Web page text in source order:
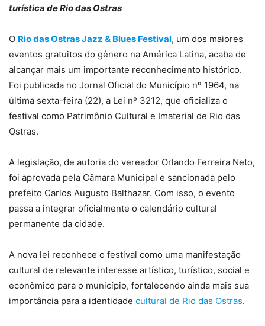
turística de Rio das Ostras
O Rio das Ostras Jazz & Blues Festival, um dos maiores
eventos gratuitos do gênero na América Latina, acaba de
alcançar mais um importante reconhecimento histórico.
Foi publicada no Jornal Oficial do Município nº 1964, na
última sexta-feira (22), a Lei nº 3212, que oficializa o
festival como Patrimônio Cultural e Imaterial de Rio das
Ostras.
A legislação, de autoria do vereador Orlando Ferreira Neto,
foi aprovada pela Câmara Municipal e sancionada pelo
prefeito Carlos Augusto Balthazar. Com isso, o evento
passa a integrar oficialmente o calendário cultural
permanente da cidade.
A nova lei reconhece o festival como uma manifestação
cultural de relevante interesse artístico, turístico, social e
econômico para o município, fortalecendo ainda mais sua
importância para a identidade cultural de Rio das Ostras.